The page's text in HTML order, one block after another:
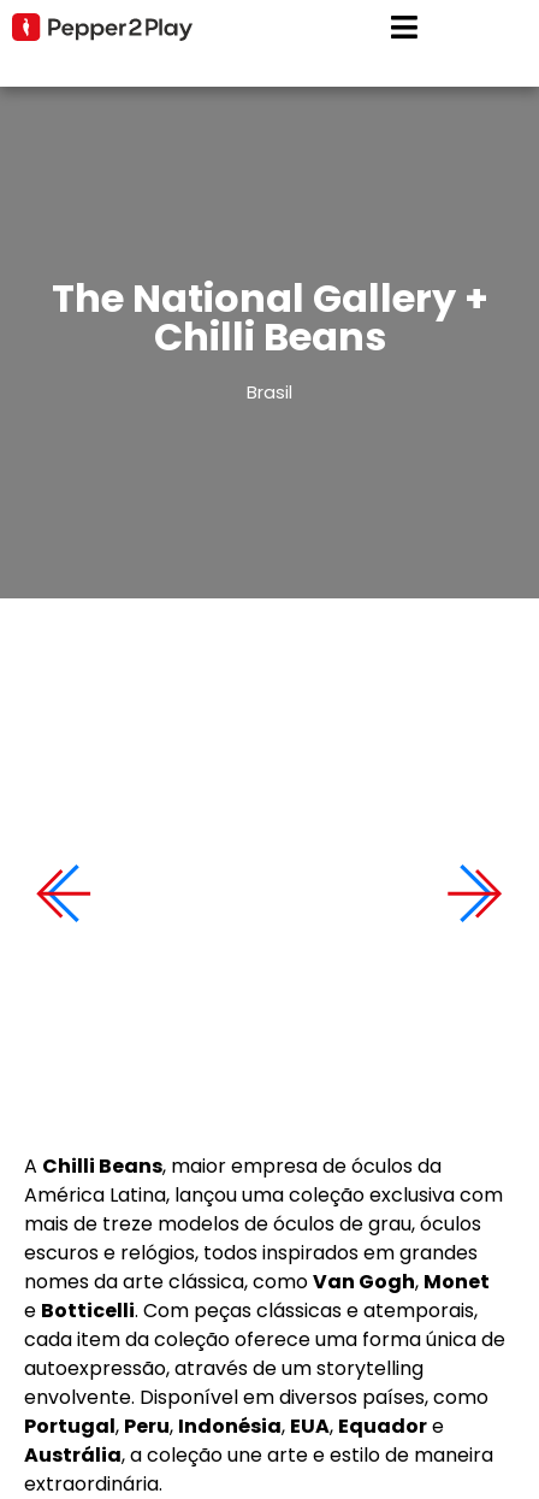
The National Gallery +
Chilli Beans
Brasil
A Chilli Beans, maior empresa de óculos da
América Latina, lançou uma coleção exclusiva com
mais de treze modelos de óculos de grau, óculos
escuros e relógios, todos inspirados em grandes
nomes da arte clássica, comoVan Gogh, Monet
e Botticelli. Com peças clássicas e atemporais,
cada item da coleção oferece uma forma única de
autoexpressão, através de um storytelling
envolvente. Disponível em diversos países, como
Portugal, Peru, Indonésia, EUA, Equadore
Austrália, a coleção une arte e estilo de maneira
extraordinária.